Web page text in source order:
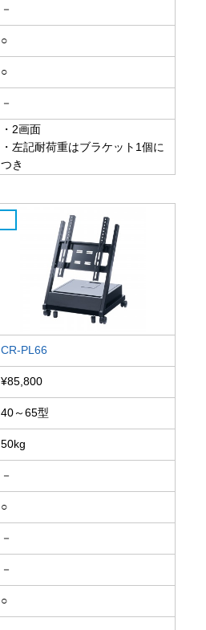
－
○
○
－
・2画面
・左記耐荷重はブラケット1個に
つき
CR-PL66
¥85,800
40～65型
50kg
－
○
－
－
○